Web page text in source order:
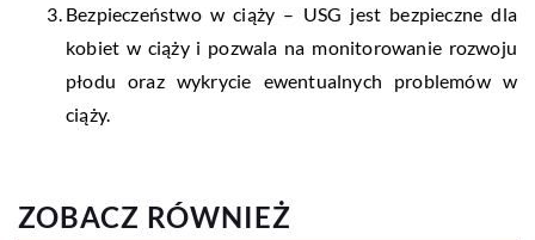
Bezpieczeństwo w ciąży – USG jest bezpieczne dla
kobiet w ciąży i pozwala na monitorowanie rozwoju
płodu oraz wykrycie ewentualnych problemów w
ciąży.
ZOBACZ RÓWNIEŻ